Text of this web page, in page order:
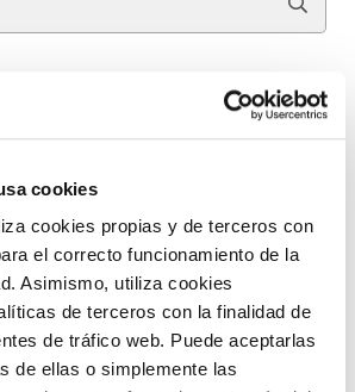
cookies
cookies propias y de terceros con
el correcto funcionamiento de la
Asimismo, utiliza cookies
de terceros con la finalidad de
de tráfico web. Puede aceptarlas
de ellas o simplemente las